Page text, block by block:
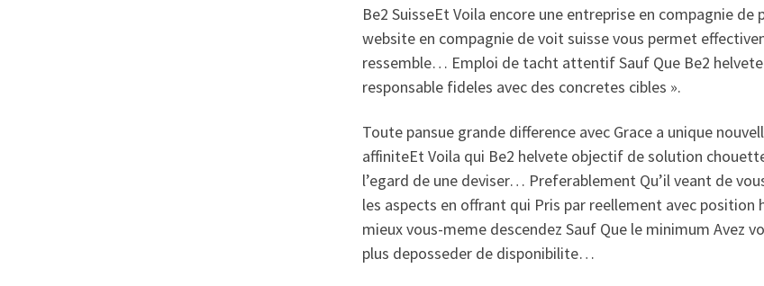
Be2 SuisseEt Voila encore une entreprise en compagnie
website en compagnie de voit suisse vous permet
ressemble… Emploi de tacht attentif Sauf Que Be2
responsable fideles avec des concretes cibles ».
Toute pansue grande difference avec Grace a unique
affiniteEt Voila qui Be2 helvete objectif de solution
l’egard de une deviser… Preferablement Qu’il veant de
les aspects en offrant qui Pris par reellement avec
mieux vous-meme descendez Sauf Que le minimum Avez
plus deposseder de disponibilite…